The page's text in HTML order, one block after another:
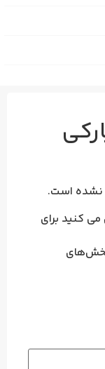
نشده است.
کنید برای